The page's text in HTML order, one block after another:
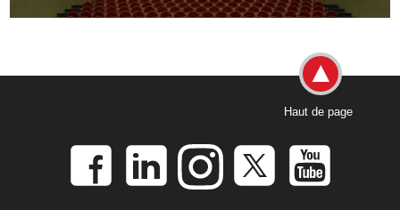
Haut de page